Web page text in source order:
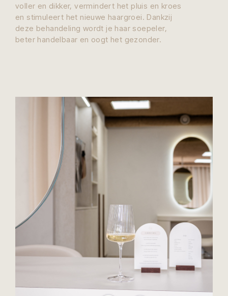
voller en dikker, vermindert het pluis en kroes
en stimuleert het nieuwe haargroei. Dankzij
deze behandeling wordt je haar soepeler,
beter handelbaar en oogt het gezonder.